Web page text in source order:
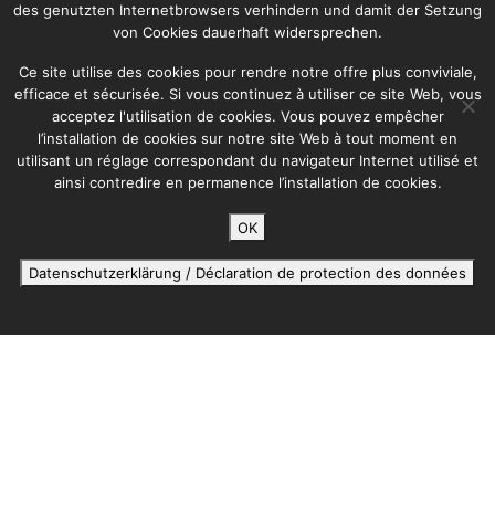
des genutzten Internetbrowsers verhindern und damit der Setzung
von Cookies dauerhaft widersprechen.
Ce site utilise des cookies pour rendre notre offre plus conviviale,
efficace et sécurisée. Si vous continuez à utiliser ce site Web, vous
acceptez l'utilisation de cookies. Vous pouvez empêcher
l’installation de cookies sur notre site Web à tout moment en
utilisant un réglage correspondant du navigateur Internet utilisé et
ainsi contredire en permanence l’installation de cookies.
OK
Datenschutzerklärung / Déclaration de protection des données